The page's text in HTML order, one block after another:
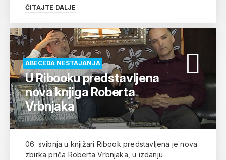
ČITAJTE DALJE
ABECEDA NESTAJANJA
U Ribooku predstavljena
nova knjiga Roberta
Vrbnjaka
06. svibnja u knjižari Ribook predstavljena je nova
zbirka priča Roberta Vrbnjaka, u izdanju